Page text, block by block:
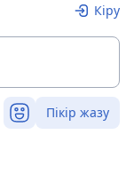
Кіру
Пікір жазу